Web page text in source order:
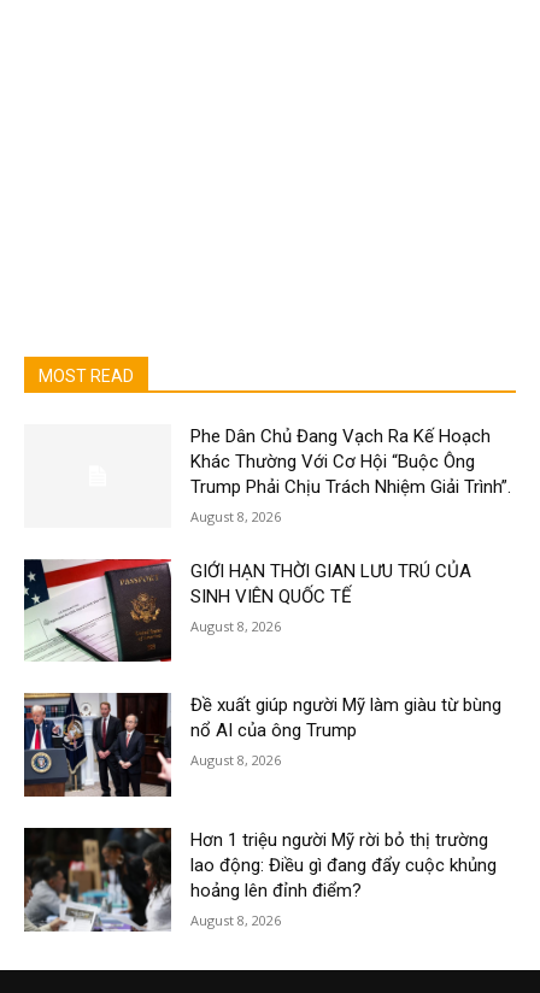
MOST READ
Phe Dân Chủ Đang Vạch Ra Kế Hoạch
Khác Thường Với Cơ Hội “Buộc Ông
Trump Phải Chịu Trách Nhiệm Giải Trình”.
August 8, 2026
GIỚI HẠN THỜI GIAN LƯU TRÚ CỦA
SINH VIÊN QUỐC TẾ
August 8, 2026
Đề xuất giúp người Mỹ làm giàu từ bùng
nổ AI của ông Trump
August 8, 2026
Hơn 1 triệu người Mỹ rời bỏ thị trường
lao động: Điều gì đang đẩy cuộc khủng
hoảng lên đỉnh điểm?
August 8, 2026